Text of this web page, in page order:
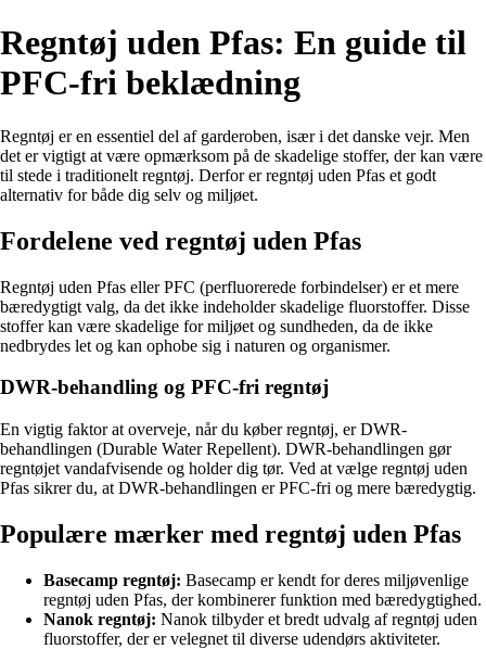
Regntøj uden Pfas: En guide til
PFC-fri beklædning
Regntøj er en essentiel del af garderoben, især i det danske vejr. Men
det er vigtigt at være opmærksom på de skadelige stoffer, der kan være
til stede i traditionelt regntøj. Derfor er regntøj uden Pfas et godt
alternativ for både dig selv og miljøet.
Fordelene ved regntøj uden Pfas
Regntøj uden Pfas eller PFC (perfluorerede forbindelser) er et mere
bæredygtigt valg, da det ikke indeholder skadelige fluorstoffer. Disse
stoffer kan være skadelige for miljøet og sundheden, da de ikke
nedbrydes let og kan ophobe sig i naturen og organismer.
DWR-behandling og PFC-fri regntøj
En vigtig faktor at overveje, når du køber regntøj, er DWR-
behandlingen (Durable Water Repellent). DWR-behandlingen gør
regntøjet vandafvisende og holder dig tør. Ved at vælge regntøj uden
Pfas sikrer du, at DWR-behandlingen er PFC-fri og mere bæredygtig.
Populære mærker med regntøj uden Pfas
Basecamp regntøj: Basecamp er kendt for deres miljøvenlige
regntøj uden Pfas, der kombinerer funktion med bæredygtighed.
Nanok regntøj: Nanok tilbyder et bredt udvalg af regntøj uden
fluorstoffer, der er velegnet til diverse udendørs aktiviteter.